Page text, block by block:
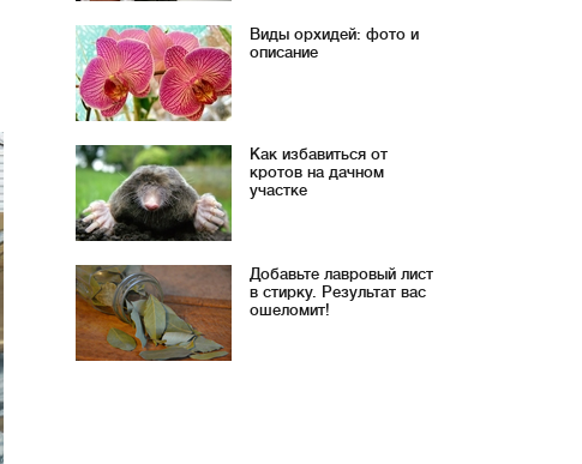
Виды орхидей: фото и
описание
Как избавиться от
кротов на дачном
участке
Добавьте лавровый лист
в стирку. Результат вас
ошеломит!